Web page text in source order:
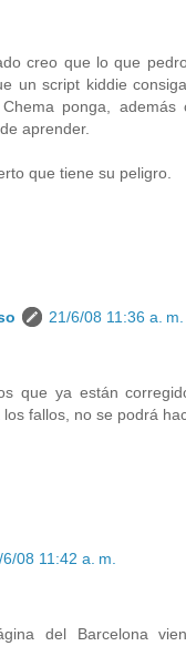
creo que lo que
un script kiddie
ponga,
aprender.
que tiene su peligro.
21/6/08 11:36 a. m.
que ya están
fallos, no se podrá
6/08 11:42 a. m.
del Barcelona